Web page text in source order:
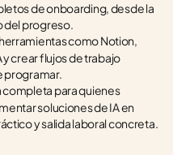
de onboarding, desde la
del progreso.
como Notion,
y crear flujos de trabajo
programar.
completa para quienes
soluciones de IA en
y salida laboral concreta.